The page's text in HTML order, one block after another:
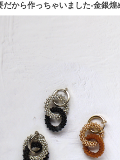
だから作っちゃいました-金銀